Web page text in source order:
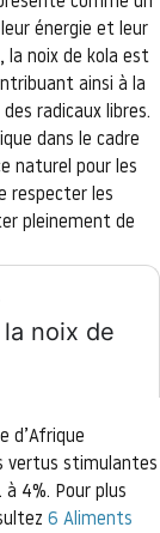
énergie et leur
noix de kola est
ainsi à la
radicaux libres.
dans le cadre
naturel pour les
respecter les
pleinement de
noix de
d’Afrique
vertus stimulantes
4%. Pour plus
6 Aliments